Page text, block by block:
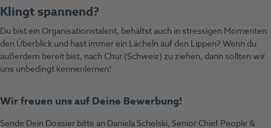
Klingt spannend?
Du bist ein Organisationstalent, behältst auch in stressigen Momenten
den Überblick und hast immer ein Lächeln auf den Lippen? Wenn du
außerdem bereit bist, nach Chur (Schweiz) zu ziehen, dann sollten wir
uns unbedingt kennenlernen!
Wir freuen uns auf Deine Bewerbung!
Sende Dein Dossier bitte an Daniela Schelski, Senior Chief People &